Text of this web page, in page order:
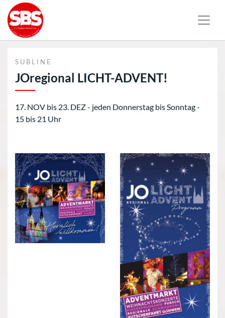
SUBLINE
JOregional LICHT-ADVENT!
17. NOV bis 23. DEZ - jeden Donnerstag bis Sonntag -
15 bis 21 Uhr